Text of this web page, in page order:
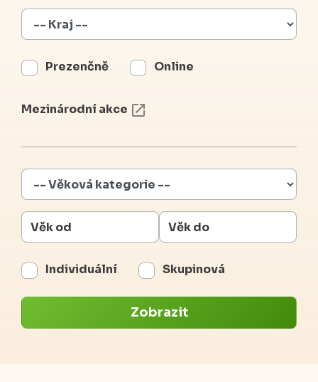
Prezenčně Online
Mezinárodní akce
Individuální Skupinová
Zobrazit